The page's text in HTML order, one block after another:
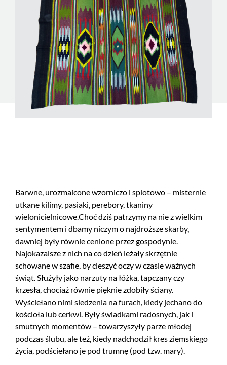
Barwne, urozmaicone wzorniczo i splotowo – misternie
utkane kilimy, pasiaki, perebory, tkaniny
wielonicielnicowe.Choć dziś patrzymy na nie z wielkim
sentymentem i dbamy niczym o najdroższe skarby,
dawniej były równie cenione przez gospodynie.
Najokazalsze z nich na co dzień leżały skrzętnie
schowane w szafie, by cieszyć oczy w czasie ważnych
świąt. Służyły jako narzuty na łóżka, tapczany czy
krzesła, chociaż równie pięknie zdobiły ściany.
Wyściełano nimi siedzenia na furach, kiedy jechano do
kościoła lub cerkwi. Były świadkami radosnych, jak i
smutnych momentów – towarzyszyły parze młodej
podczas ślubu, ale też, kiedy nadchodził kres ziemskiego
życia, podściełano je pod trumnę (pod tzw. mary).